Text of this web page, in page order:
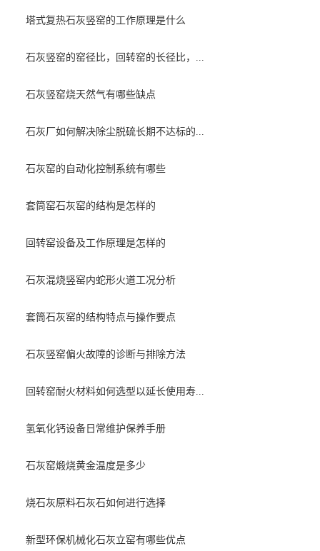
塔式复热石灰竖窑的工作原理是什么
石灰竖窑的窑径比，回转窑的长径比，...
石灰竖窑烧天然气有哪些缺点
石灰厂如何解决除尘脱硫长期不达标的...
石灰窑的自动化控制系统有哪些
套筒窑石灰窑的结构是怎样的
回转窑设备及工作原理是怎样的
石灰混烧竖窑内蛇形火道工况分析
套筒石灰窑的结构特点与操作要点
石灰竖窑偏火故障的诊断与排除方法
回转窑耐火材料如何选型以延长使用寿...
氢氧化钙设备日常维护保养手册
石灰窑煅烧黄金温度是多少
烧石灰原料石灰石如何进行选择
新型环保机械化石灰立窑有哪些优点